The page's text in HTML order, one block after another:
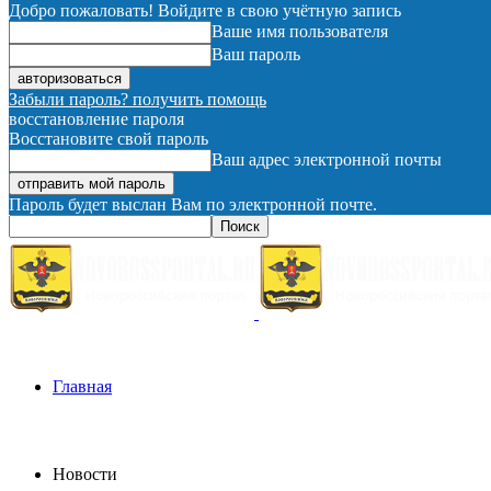
Добро пожаловать! Войдите в свою учётную запись
Ваше имя пользователя
Ваш пароль
Забыли пароль? получить помощь
восстановление пароля
Восстановите свой пароль
Ваш адрес электронной почты
Пароль будет выслан Вам по электронной почте.
Главная
Новости